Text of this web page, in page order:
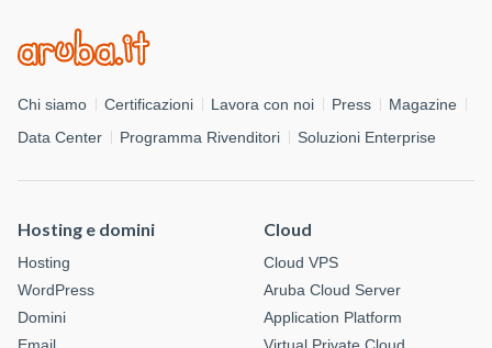
Chi siamo Certificazioni Lavora con noi Press
Magazine
Data Center
Programma Rivenditori Soluzioni Enterprise
Hosting e domini
Hosting
WordPress
Domini
Cloud
Cloud VPS
Aruba Cloud Server
Application Platform